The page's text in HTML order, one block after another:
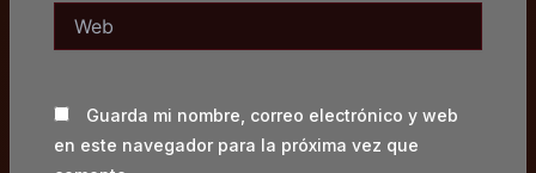
Guarda mi nombre, correo electrónico y web
en este navegador para la próxima vez que